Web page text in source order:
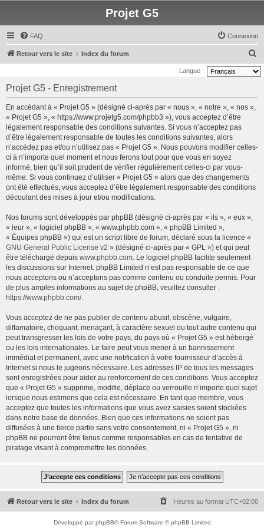
Projet G5
FAQ Connexion
Retour vers le site Index du forum
e
Langue :
Projet G5 - Enregistrement
En accédant à « Projet G5 » (désigné ci-après par « nous », « notre », « nos »,
« Projet G5 », « https://www.projetg5.com/phpbb3 »), vous acceptez d’être
légalement responsable des conditions suivantes. Si vous n’acceptez pas
d’être légalement responsable de toutes les conditions suivantes, alors
n’accédez pas et/ou n’utilisez pas « Projet G5 ». Nous pouvons modifier celles-
ci à n’importe quel moment et nous ferons tout pour que vous en soyez
informé, bien qu’il soit prudent de vérifier régulièrement celles-ci par vous-
même. Si vous continuez d’utiliser « Projet G5 » alors que des changements
ont été effectués, vous acceptez d’être légalement responsable des conditions
découlant des mises à jour et/ou modifications.
Nos forums sont développés par phpBB (désigné ci-après par « ils », « eux »,
« leur », « logiciel phpBB », « www.phpbb.com », « phpBB Limited »,
« Équipes phpBB ») qui est un script libre de forum, déclaré sous la licence «
GNU General Public License v2 » (désigné ci-après par « GPL ») et qui peut
être téléchargé depuis www.phpbb.com. Le logiciel phpBB facilite seulement
les discussions sur Internet. phpBB Limited n’est pas responsable de ce que
nous acceptons ou n’acceptons pas comme contenu ou conduite permis. Pour
de plus amples informations au sujet de phpBB, veuillez consulter :
https://www.phpbb.com/.
Vous acceptez de ne pas publier de contenu abusif, obscène, vulgaire,
diffamatoire, choquant, menaçant, à caractère sexuel ou tout autre contenu qui
peut transgresser les lois de votre pays, du pays où « Projet G5 » est hébergé
ou les lois internationales. Le faire peut vous mener à un bannissement
immédiat et permanent, avec une notification à votre fournisseur d’accès à
Internet si nous le jugeons nécessaire. Les adresses IP de tous les messages
sont enregistrées pour aider au renforcement de ces conditions. Vous acceptez
que « Projet G5 » supprime, modifie, déplace ou verrouille n’importe quel sujet
lorsque nous estimons que cela est nécessaire. En tant que membre, vous
acceptez que toutes les informations que vous avez saisies soient stockées
dans notre base de données. Bien que ces informations ne soient pas
diffusées à une tierce partie sans votre consentement, ni « Projet G5 », ni
phpBB ne pourront être tenus comme responsables en cas de tentative de
piratage visant à compromettre les données.
Retour vers le site Index du forum Heures au format UTC+02:00
Développé parphpBB® Forum Software © phpBB Limited